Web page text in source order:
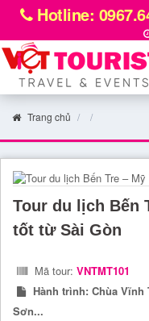
Hotline:
Trang chủ
Tour du lịch Bến
tốt từ Sài Gòn
Mã tour: VNTMT101
Hành trình: Chùa Vĩnh
Sơn...